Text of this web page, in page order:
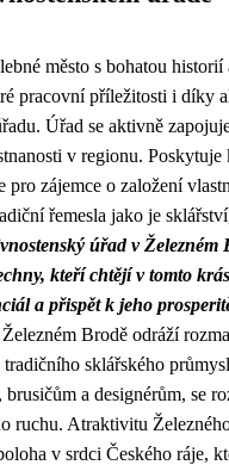
město s bohatou historií
pracovní příležitosti i díky
Úřad se aktivně
v regionu.
pro zájemce o založení
řemesla jako je
úřad v Železném
kteří chtějí v tomto
a přispět k jeho
Brodě odráží
sklářského
brusičům a designérům, se
ruchu. Atraktivitu
v srdci Českého ráje,